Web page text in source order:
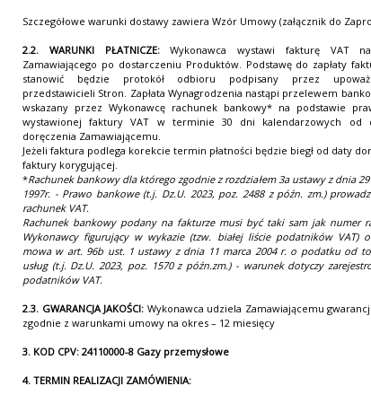
Szczegółowe warunki dostawy zawiera Wzór Umowy (załącznik do
2.2. WARUNKI PŁATNICZE:Wykonawca wystawi fakturę VAT
Zamawiającego po dostarczeniu Produktów. Podstawę do zapłaty
stanowić będzie protokół odbioru podpisany przez
przedstawicieli Stron. Zapłata Wynagrodzenia nastąpi przelewem
wskazany przez Wykonawcę rachunek bankowy* na podstawie
wystawionej faktury VAT w terminie 30 dni kalendarzowych od
doręczenia Zamawiającemu.
Jeżeli faktura podlega korekcie termin płatności będzie biegł od daty
faktury korygującej.
*Rachunek bankowy dla którego zgodnie z rozdziałem 3a ustawy z dnia
1997r. - Prawo bankowe (t.j. Dz.U. 2023, poz. 2488 z późn. zm.)
rachunek VAT.
Rachunek bankowy podany na fakturze musi być taki sam jak numer
Wykonawcy figurujący w wykazie (tzw. białej liście podatników VAT)
mowa w art. 96b ust. 1 ustawy z dnia 11 marca 2004 r. o podatku od
usług (t.j. Dz.U. 2023, poz. 1570 z późn.zm.) - warunek dotyczy
podatników VAT.
2.3. GWARANCJA JAKOŚCI: Wykonawca udziela Zamawiającemu
zgodnie z warunkami umowy na okres – 12 miesięcy
3. KOD CPV: 24110000-8 Gazy przemysłowe
4. TERMIN REALIZACJI ZAMÓWIENIA: